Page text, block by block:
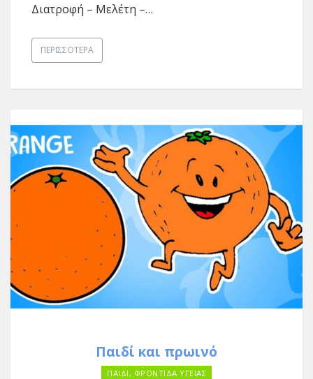
Διατροφή – Μελέτη –…
ΠΕΡΙΣΣΌΤΕΡΑ
Παιδί και πρωινό
ΠΑΙΔΙ , ΦΡΟΝΤΙΔΑ ΥΓΕΙΑΣ